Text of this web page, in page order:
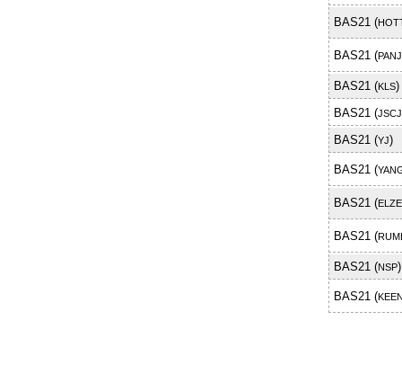
BAS21 (
BAS21 (
BAS21 (KLS)
BAS21 (JSCJ
BAS21 (YJ)
BAS21 (
BAS21 (
BAS21 (
BAS21 (NSP)
BAS21 (